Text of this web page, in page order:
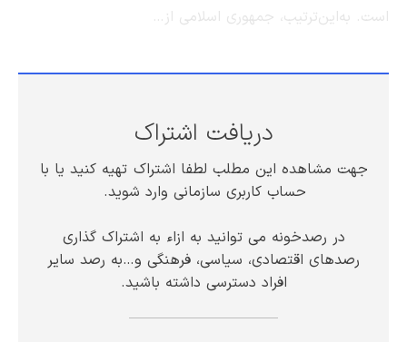
است. به‌این‌ترتیب، جمهوری اسلامی از…
دریافت اشتراک
جهت مشاهده این مطلب لطفا اشتراک تهیه کنید یا با
حساب کاربری سازمانی وارد شوید.
در رصدخونه می توانید به ازاء به اشتراک گذاری
رصدهای اقتصادی، سیاسی، فرهنگی و…به رصد سایر
افراد دسترسی داشته باشید.